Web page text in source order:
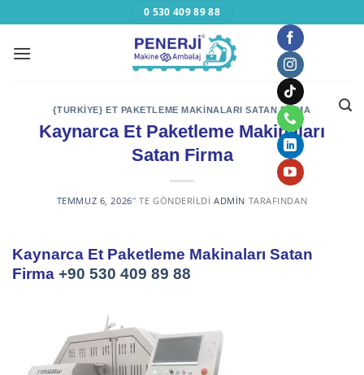
to
content
0 530 409 89 88
{TURKIYE} ET PAKETLEME MAKINALARI SATAN FIRMA
Kaynarca Et Paketleme Makinaları
Satan Firma
TEMMUZ 6, 2026’' TE GÖNDERILDI ADMIN TARAFINDAN
Kaynarca Et Paketleme Makinaları Satan
Firma +90 530 409 89 88